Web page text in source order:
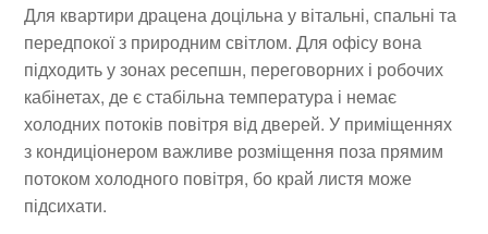
Для квартири драцена доцільна у вітальні, спальні та
передпокої з природним світлом. Для офісу вона
підходить у зонах ресепшн, переговорних і робочих
кабінетах, де є стабільна температура і немає
холодних потоків повітря від дверей. У приміщеннях
з кондиціонером важливе розміщення поза прямим
потоком холодного повітря, бо край листя може
підсихати.